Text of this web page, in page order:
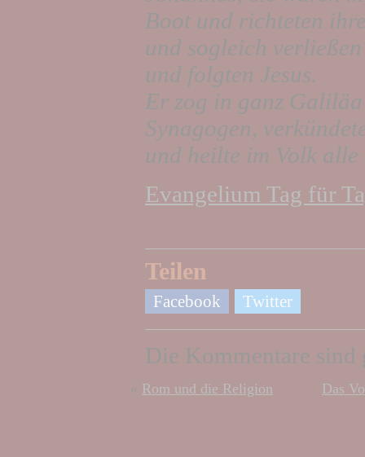
Boot und richteten
und sogleich
und folgten Jesus.
Er zog in ganz
Synagogen,
und heilte im Volk
Evangelium Tag für
Teilen
Facebook Twitter
Die Kommentare sind
« Rom und die Religion Das